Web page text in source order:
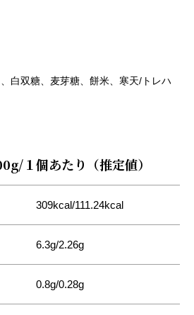
白双糖、麦芽糖、餅米、寒天/トレハ
１個あたり（推定値）
309kcal/111.24kcal
6.3g/2.26g
0.8g/0.28g